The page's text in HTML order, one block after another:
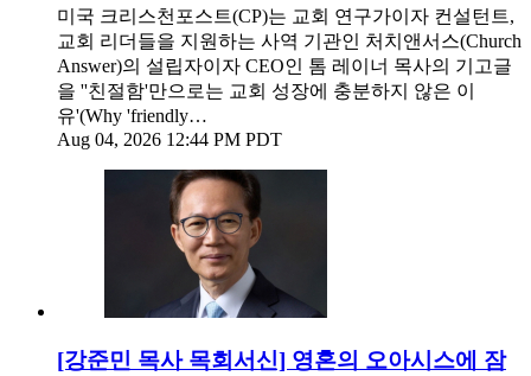
미국 크리스천포스트(CP)는 교회 연구가이자 컨설턴트,
교회 리더들을 지원하는 사역 기관인 처치앤서스(Church
Answer)의 설립자이자 CEO인 톰 레이너 목사의 기고글
을 ''친절함'만으로는 교회 성장에 충분하지 않은 이
유'(Why 'friendly…
Aug 04, 2026 12:44 PM PDT
[강준민 목사 목회서신] 영혼의 오아시스에 잠